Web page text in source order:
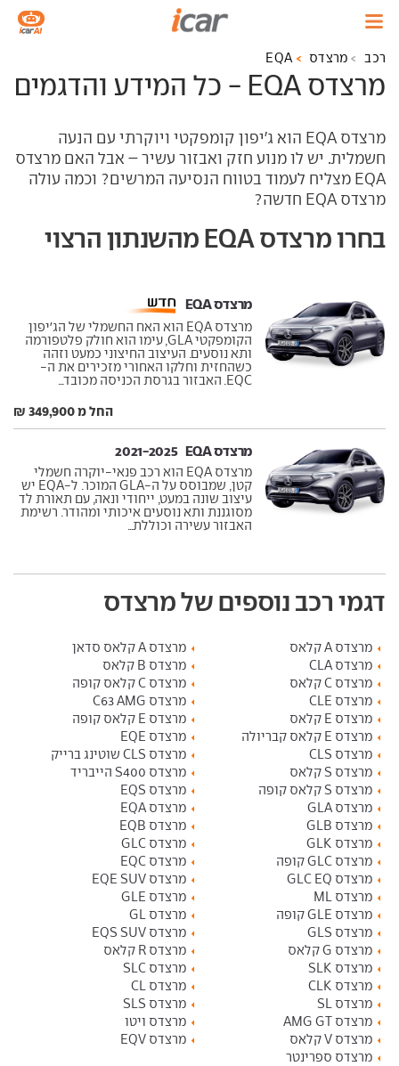
רכב מרצדס EQA
מרצדס EQA - כל המידע והדגמים
מרצדס EQA הוא ג'יפון קומפקטי ויוקרתי עם הנעה
חשמלית. יש לו מנוע חזק ואבזור עשיר – אבל האם מרצדס
EQA מצליח לעמוד בטווח הנסיעה המרשים? וכמה עולה
מרצדס EQA חדשה?
בחרו מרצדס EQA מהשנתון הרצוי
מרצדס EQA ‏
מרצדס EQA הוא האח החשמלי של הג'יפון
הקומפקטי GLA, עימו הוא חולק פלטפורמה
ותא נוסעים. העיצוב החיצוני כמעט וזהה
כשהחזית וחלקו האחורי מזכירים את ה-
EQC. האבזור בגרסת הכניסה מכובד...
החל מ 349,900 ₪
מרצדס EQA ‏ 2021-2025
מרצדס EQA הוא רכב פנאי-יוקרה חשמלי
קטן, שמבוסס על ה-GLA המוכר. ל-EQA יש
עיצוב שונה במעט, ייחודי ונאה, עם תאורת לד
מסוגננת ותא נוסעים איכותי ומהודר. רשימת
האבזור עשירה וכוללת...
דגמי רכב נוספים של מרצדס
מרצדס A קלאס
מרצדס A קלאס סדאן
מרצדס CLA
מרצדס B קלאס
מרצדס C קלאס
מרצדס C קלאס קופה
מרצדס CLE
מרצדס C63 AMG
מרצדס E קלאס
מרצדס E קלאס קופה
מרצדס E קלאס קבריולה
מרצדס EQE
מרצדס CLS
מרצדס CLS שוטינג ברייק
מרצדס S קלאס
מרצדס S400 הייבריד
מרצדס S קלאס קופה
מרצדס EQS
מרצדס GLA
מרצדס EQA
מרצדס GLB
מרצדס EQB
מרצדס GLK
מרצדס GLC
מרצדס GLC קופה
מרצדס EQC
מרצדס GLC EQ
מרצדס EQE SUV
מרצדס ML
מרצדס GLE
מרצדס GLE קופה
מרצדס GL
מרצדס GLS
מרצדס EQS SUV
מרצדס G קלאס
מרצדס R קלאס
מרצדס SLK
מרצדס SLC
מרצדס CLK
מרצדס CL
מרצדס SL
מרצדס SLS
מרצדס AMG GT
מרצדס ויטו
מרצדס V קלאס
מרצדס EQV
מרצדס ספרינטר